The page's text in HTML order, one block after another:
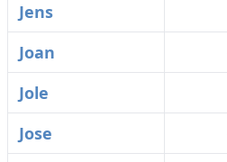
Jens
Joan
Jole
Jose